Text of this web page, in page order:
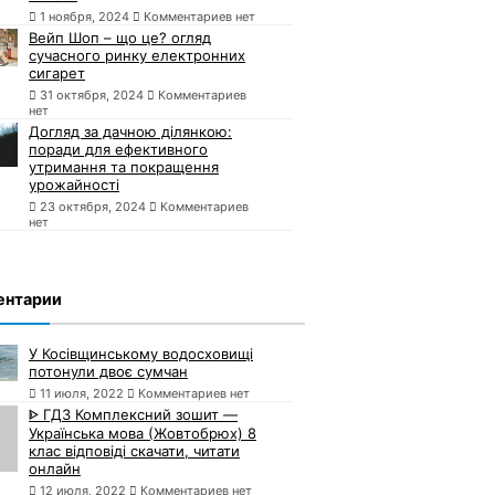
1 ноября, 2024 Комментариев нет
Вейп Шоп – що це? огляд
сучасного ринку електронних
сигарет
31 октября, 2024
Комментариев
нет
Догляд за дачною ділянкою:
поради для ефективного
утримання та покращення
урожайності
23 октября, 2024
Комментариев
нет
У Косівщинському водосховищі
потонули двоє сумчан
11 июля, 2022 Комментариев нет
ᐈ ГДЗ Комплексний зошит —
Українська мова (Жовтобрюх) 8
клас відповіді скачати, читати
онлайн
12 июля, 2022 Комментариев нет